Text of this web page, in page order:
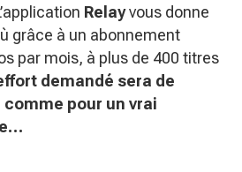
Relayvous donne
grâce à un abonnement
par mois, à plus de 400 titres
demandé sera de
pour un vrai